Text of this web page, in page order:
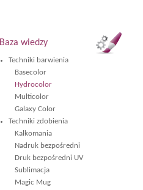
Baza wiedzy
Techniki barwienia
Basecolor
Hydrocolor
Multicolor
Galaxy Color
Techniki zdobienia
Kalkomania
Nadruk bezpośredni
Druk bezpośredni UV
Sublimacja
Magic Mug